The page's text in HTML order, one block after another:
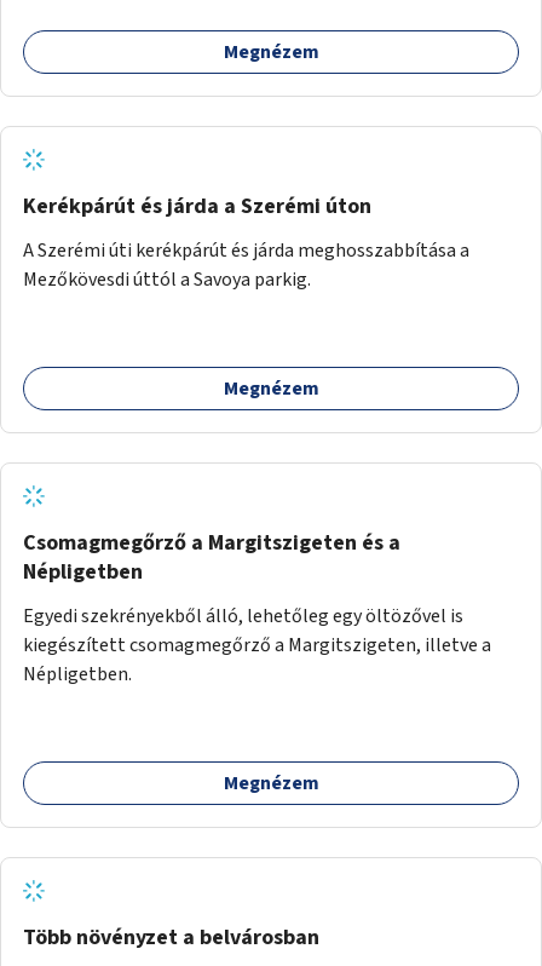
Megnézem
Kerékpárút és járda a Szerémi úton
A Szerémi úti kerékpárút és járda meghosszabbítása a
Mezőkövesdi úttól a Savoya parkig.
Megnézem
Csomagmegőrző a Margitszigeten és a
Népligetben
Egyedi szekrényekből álló, lehetőleg egy öltözővel is
kiegészített csomagmegőrző a Margitszigeten, illetve a
Népligetben.
Megnézem
Több növényzet a belvárosban